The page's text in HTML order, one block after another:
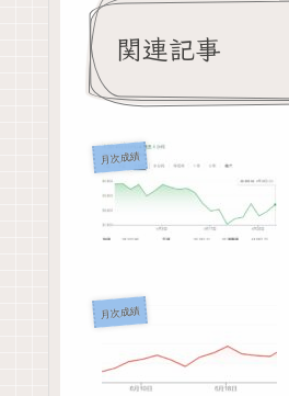
関連記事
月次成績
月次成績